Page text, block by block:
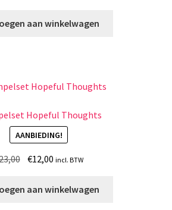
was:
is:
aan winkelwagen
Hopeful Thoughts
AANBIEDING!
Oorspronkelijke
was:
€12,00 Huidige
is:
incl. BTW
aan winkelwagen